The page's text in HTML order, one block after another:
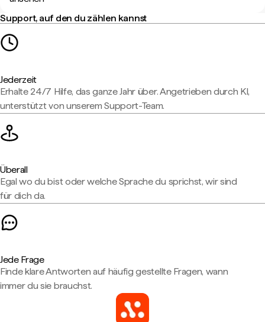
Support, auf den du zählen kannst
Jederzeit
Erhalte 24/7 Hilfe, das ganze Jahr über. Angetrieben durch KI,
unterstützt von unserem Support-Team.
Überall
Egal wo du bist oder welche Sprache du sprichst, wir sind
für dich da.
Jede Frage
Finde klare Antworten auf häufig gestellte Fragen, wann
immer du sie brauchst.